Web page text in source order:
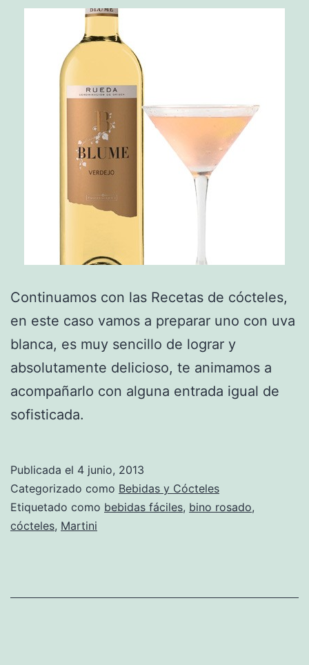
Continuamos con las Recetas de cócteles,
en este caso vamos a preparar uno con uva
blanca, es muy sencillo de lograr y
absolutamente delicioso, te animamos a
acompañarlo con alguna entrada igual de
sofisticada.
Publicada el 4 junio, 2013
Categorizado como Bebidas y Cócteles
Etiquetado como bebidas fáciles, bino rosado,
cócteles, Martini